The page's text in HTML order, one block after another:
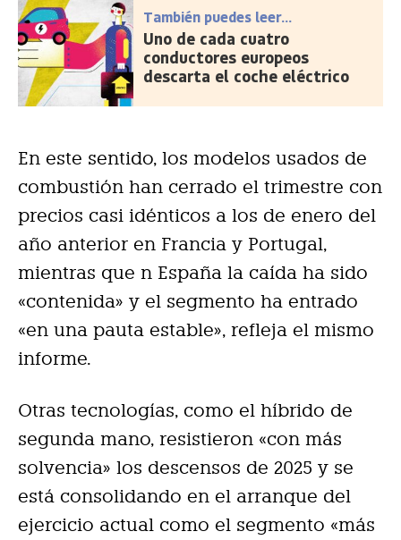
También puedes leer...
Uno de cada cuatro
conductores europeos
descarta el coche eléctrico
En este sentido, los modelos usados de
combustión han cerrado el trimestre con
precios casi idénticos a los de enero del
año anterior en Francia y Portugal,
mientras que n España la caída ha sido
«contenida» y el segmento ha entrado
«en una pauta estable», refleja el mismo
informe.
Otras tecnologías, como el híbrido de
segunda mano, resistieron «con más
solvencia» los descensos de 2025 y se
está consolidando en el arranque del
ejercicio actual como el segmento «más